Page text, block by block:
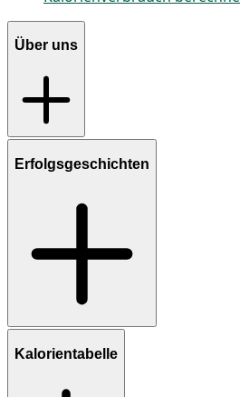
Über uns
Erfolgsgeschichten
Kalorientabelle